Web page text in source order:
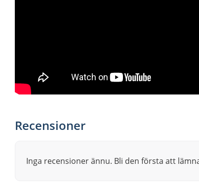
Recensioner
Inga recensioner ännu. Bli den första att